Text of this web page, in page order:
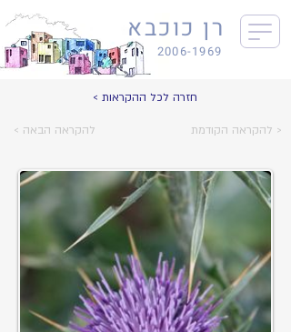
רן כוכבא
2006-1969
< חזרה לכל ההקראות
< להקראה הבאה להקראה הקודמת >